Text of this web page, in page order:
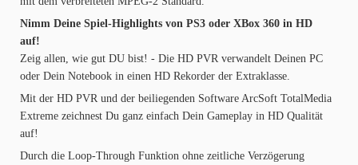
Nimm Deine Spiel-Highlights von PS3 oder XBox 360 in HD
auf!
Zeig allen, wie gut DU bist! - Die HD PVR verwandelt Deinen PC
oder Dein Notebook in einen HD Rekorder der Extraklasse.
Mit der HD PVR und der beiliegenden Software ArcSoft TotalMedia
Extreme zeichnest Du ganz einfach Dein Gameplay in HD Qualität
auf!
Durch die Loop-Through Funktion ohne zeitliche Verzögerung